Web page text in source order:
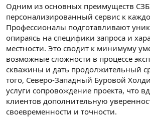
Одним из основных преимуществ
персонализированный сервис к
Профессионалы подготавливают
опираясь на специфики запроса и
местности. Это сводит к минимуму
возможные сложности в процессе
скважины и дать продолжительный
того, Северо-Западный Буровой
услуги сопровождение проекта, что
клиентов дополнительную
своевременности и точности.